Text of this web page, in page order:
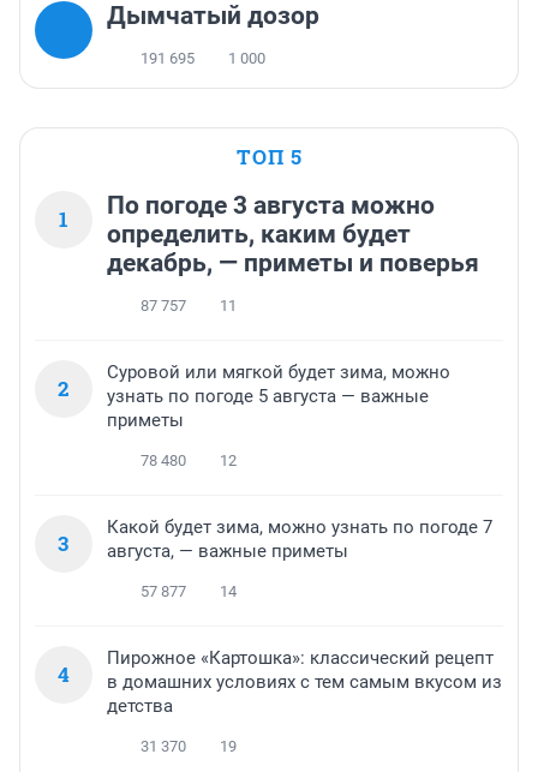
Дымчатый дозор
191 695 1 000
ТОП 5
1
По погоде 3 августа можно
определить, каким будет
декабрь, — приметы и поверья
87 757 11
2
Суровой или мягкой будет зима, можно
узнать по погоде 5 августа — важные
приметы
78 480 12
3
Какой будет зима, можно узнать по погоде 7
августа, — важные приметы
57 877 14
4
Пирожное «Картошка»: классический рецепт
в домашних условиях с тем самым вкусом из
детства
31 370 19